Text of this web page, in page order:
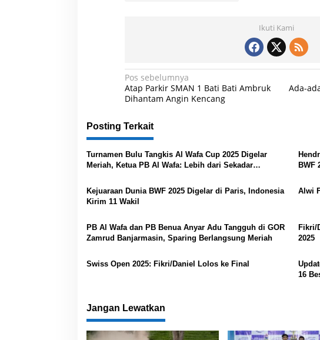
Ikuti Kami
N
a
i
a
i
o
s
Pos sebelumnya
Atap Parkir SMAN 1 Bati Bati Ambruk
Dihantam Angin Kencang
Ada-
Posting Terkait
Turnamen Bulu Tangkis Al Wafa Cup 2025 Digelar
Meriah, Ketua PB Al Wafa: Lebih dari Sekadar
BWF
Kejuaraan Dunia BWF 2025 Digelar di Paris, Indonesia
Kirim 11 Wakil
Alwi
PB Al Wafa dan PB Benua Anyar Adu Tangguh di GOR
Zamrud Banjarmasin, Sparing Berlangsung Meriah
Fikri/
2025
Swiss Open 2025: Fikri/Daniel Lolos ke Final
16
Jangan Lewatkan